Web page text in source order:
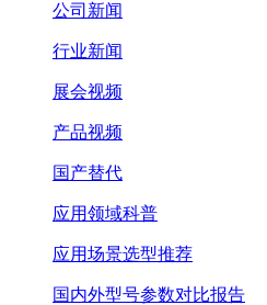
公司新闻
行业新闻
展会视频
产品视频
国产替代
应用领域科普
应用场景选型推荐
国内外型号参数对比报告